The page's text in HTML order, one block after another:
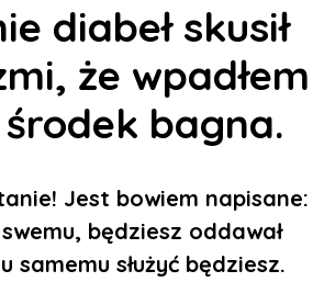
diabeł skusił
że wpadłem
bagna.
Jest bowiem napisane:
będziesz oddawał
samemu służyć będziesz.